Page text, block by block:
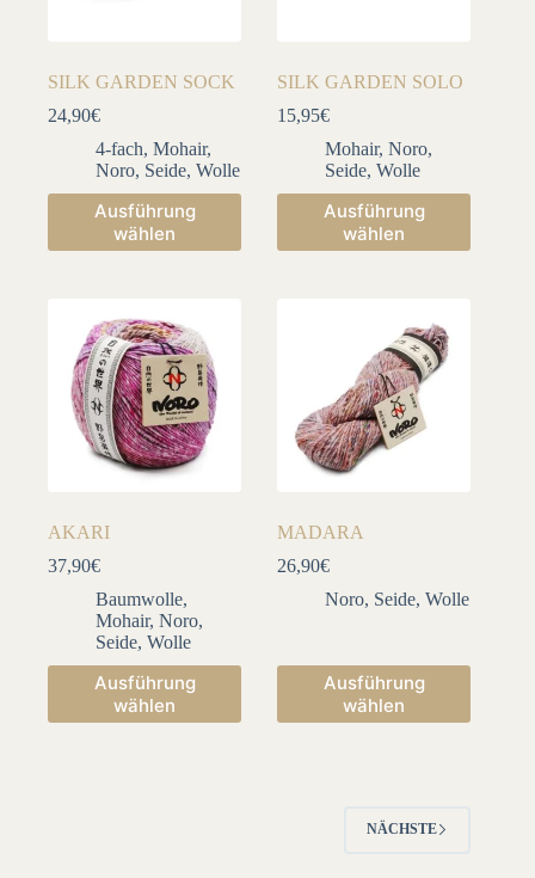
SILK GARDEN SOCK
24,90€
4-fach, Mohair,
Noro, Seide, Wolle
Ausführung
wählen
Dieses
Produkt
weist
Optionen
können
Produktseite
gewählt
SILK GARDEN SOLO
15,95€
Mohair,Noro,
Seide,Wolle
Ausführung
wählen
Dieses
Produkt
weist
Produktseite
gewählt
werden
AKARI
37,90€
Baumwolle,
Mohair, Noro,
Seide, Wolle
Ausführung
wählen
Dieses
Produkt
weist
MADARA
26,90€
Noro, Seide,Wolle
Ausführung
wählen
Dieses
Produkt
weist
NÄCHSTE